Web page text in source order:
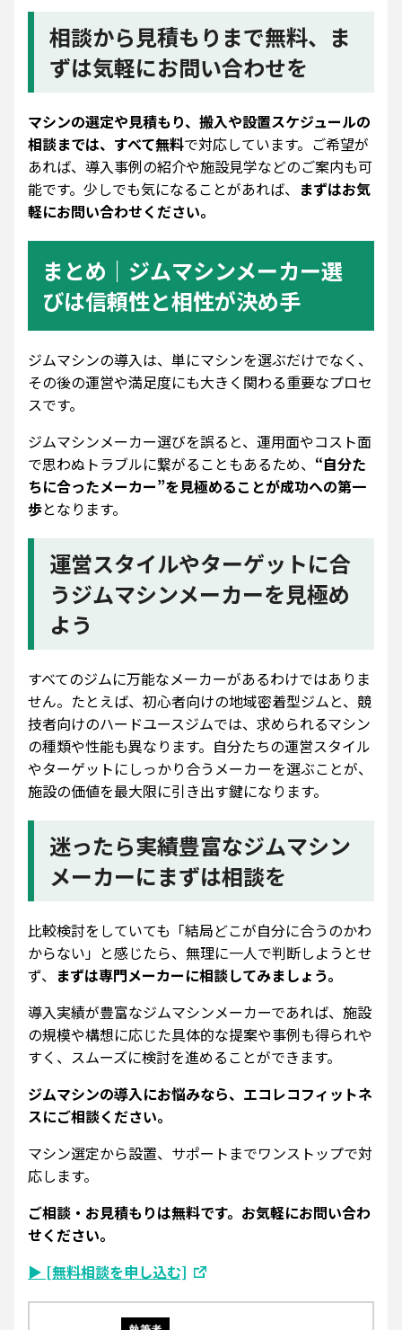
相談から見積もりまで無料、ま
ずは気軽にお問い合わせを
マシンの選定や見積もり、搬入や設置スケジュールの
相談までは、すべて無料で対応しています。ご希望が
あれば、導入事例の紹介や施設見学などのご案内も可
能です。少しでも気になることがあれば、 まずはお気
軽にお問い合わせください。
まとめ｜ジムマシンメーカー選
びは信頼性と相性が決め手
ジムマシンの導入は、単にマシンを選ぶだけでなく、
その後の運営や満足度にも大きく関わる重要なプロセ
スです。
ジムマシンメーカー選びを誤ると、運用面やコスト面
で思わぬトラブルに繋がることもあるため、 “自分た
ちに合ったメーカー”を見極めることが成功への第一
歩となります。
運営スタイルやターゲットに合
うジムマシンメーカーを見極め
よう
すべてのジムに万能なメーカーがあるわけではありま
せん。たとえば、初心者向けの地域密着型ジムと、競
技者向けのハードユースジムでは、求められるマシン
の種類や性能も異なります。自分たちの運営スタイル
やターゲットにしっかり合うメーカーを選ぶことが、
施設の価値を最大限に引き出す鍵になります。
迷ったら実績豊富なジムマシン
メーカーにまずは相談を
比較検討をしていても「結局どこが自分に合うのかわ
からない」と感じたら、無理に一人で判断しようとせ
ず、 まずは専門メーカーに相談してみましょう。
導入実績が豊富なジムマシンメーカーであれば、施設
の規模や構想に応じた具体的な提案や事例も得られや
すく、スムーズに検討を進めることができます。
ジムマシンの導入にお悩みなら、エコレコフィットネ
スにご相談ください。
マシン選定から設置、サポートまでワンストップで対
応します。
ご相談・お見積もりは無料です。お気軽にお問い合わ
せください。
▶︎ [無料相談を申し込む]